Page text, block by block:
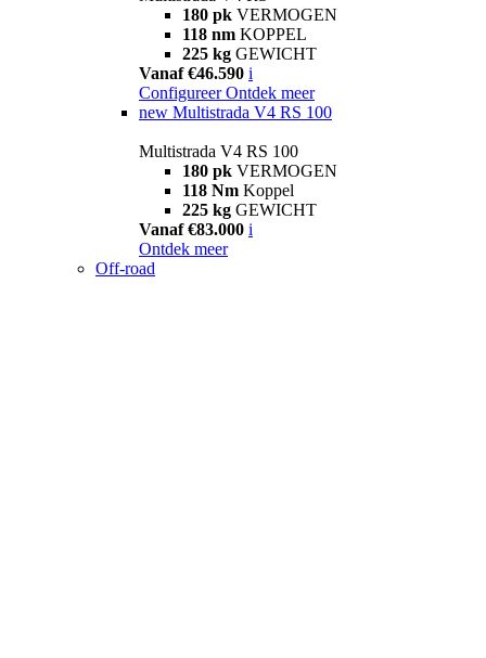
180 pk VERMOGEN
118 nm KOPPEL
225 kg GEWICHT
Vanaf €46.590 i
Configureer Ontdek meer
new Multistrada V4 RS 100
Multistrada V4 RS 100
180 pk VERMOGEN
118 Nm Koppel
225 kg GEWICHT
Vanaf €83.000 i
Ontdek meer
Off-road